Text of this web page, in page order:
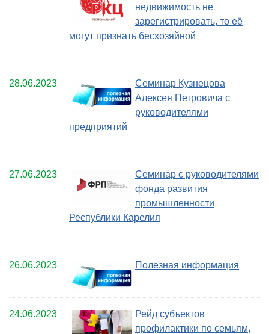
недвижимость не
зарегистрировать, то её
могут признать бесхозяйной
28.06.2023
Семинар Кузнецова
Алексея Петровича с
руководителями
предприятий
27.06.2023
Семинар с руководителями
фонда развития
промышленности
Республики Карелия
26.06.2023 Полезная информация
24.06.2023
Рейд субъектов
профилактики по семьям,